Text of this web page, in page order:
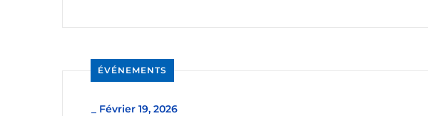
ÉVÉNEMENTS
Février 19, 2026